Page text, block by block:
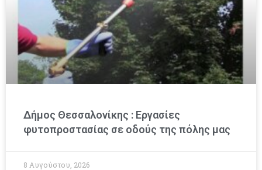
Δήμος Θεσσαλονίκης : Εργασίες
φυτοπροστασίας σε οδούς της πόλης μας
8 Αυγούστου, 2026